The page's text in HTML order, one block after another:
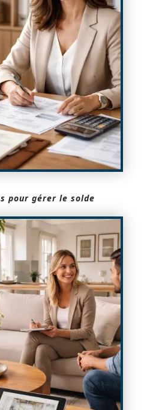
pour gérer le solde